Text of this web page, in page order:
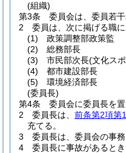
(組織)
第3条
委員会は、委員若
2
委員は、次に掲げる職
(1)
政策調整部政策監
(2)
総務部長
(3)
市民部次長(文化ス
(4)
都市建設部長
(5)
環境経済部長
(委員長)
第4条
委員会に委員長を置
2
委員長は、 前条第2項第
充てる。
3
委員長は、委員会の事務
4
委員長に事故があると